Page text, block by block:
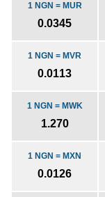
1 NGN = MUR
0.0345
1 NGN = MVR
0.0113
1 NGN = MWK
1.270
1 NGN = MXN
0.0126